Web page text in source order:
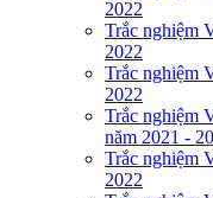
2022
Trắc nghiệm
2022
Trắc nghiệm
2022
Trắc nghiệm
năm 2021 -
Trắc nghiệm
2022